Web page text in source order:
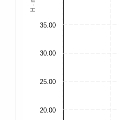
H - m
20.00
25.00
30.00
35.00